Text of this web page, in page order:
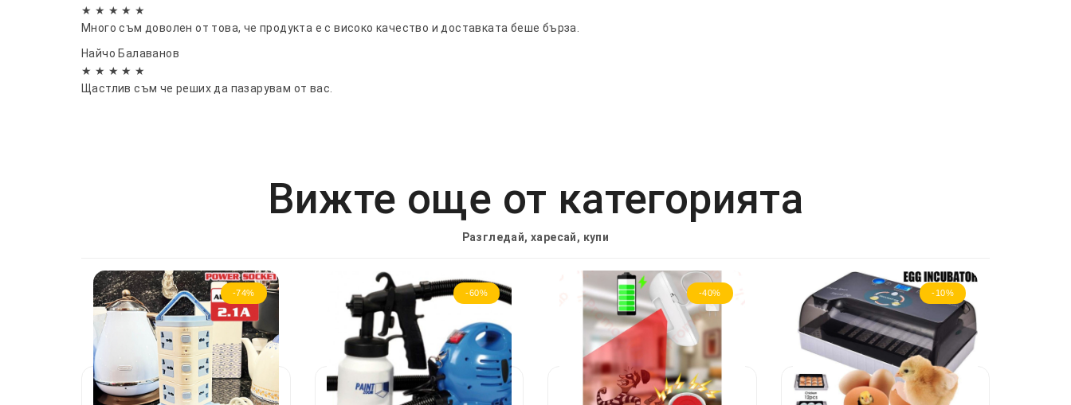
★ ★ ★ ★ ★
Много съм доволен от това, че продукта е с високо качество и доставката беше бърза.
Найчо Балаванов
★ ★ ★ ★ ★
Щастлив съм че реших да пазарувам от вас.
Вижте още от категорията
Разгледай, харесай, купи
-74% -60% -40% -10%